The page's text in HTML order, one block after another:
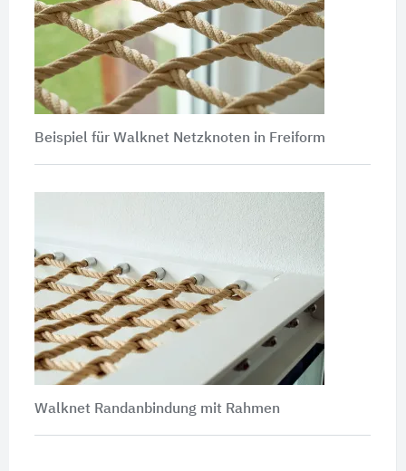
Beispiel für Walknet Netzknoten in Freiform
Walknet Randanbindung mit Rahmen